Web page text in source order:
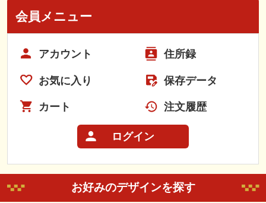
会員メニュー
アカウント 住所録
お気に入り 保存データ
カート 注文履歴
ログイン
お好みのデザインを探す